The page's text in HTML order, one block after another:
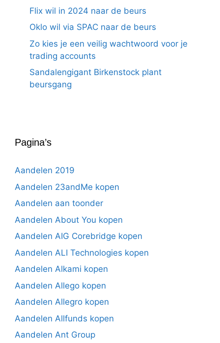
Flix wil in 2024 naar de beurs
Oklo wil via SPAC naar de beurs
Zo kies je een veilig wachtwoord voor je
trading accounts
Sandalengigant Birkenstock plant
beursgang
Pagina’s
Aandelen 2019
Aandelen 23andMe kopen
Aandelen aan toonder
Aandelen About You kopen
Aandelen AIG Corebridge kopen
Aandelen ALI Technologies kopen
Aandelen Alkami kopen
Aandelen Allego kopen
Aandelen Allegro kopen
Aandelen Allfunds kopen
Aandelen Ant Group